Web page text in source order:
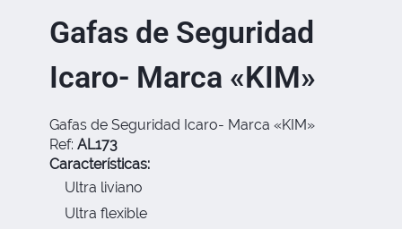
Gafas de Seguridad
Icaro- Marca «KIM»
Gafas de Seguridad Icaro- Marca «KIM»
Ref: AL173
Características:
Ultra liviano
Ultra flexible